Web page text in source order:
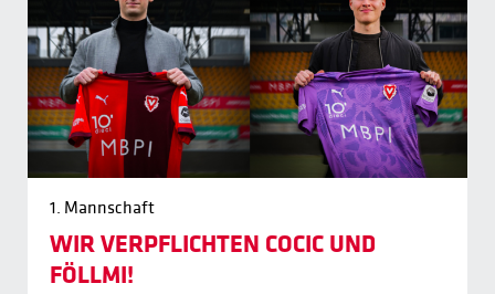
1. Mannschaft
WIR VERPFLICHTEN COCIC UND
FÖLLMI!